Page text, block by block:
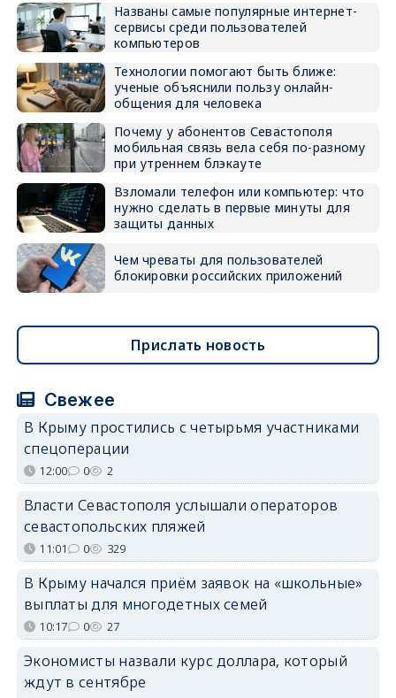
Названы самые популярные интернет-
сервисы среди пользователей
компьютеров
Технологии помогают быть ближе:
ученые объяснили пользу онлайн-
общения для человека
Почему у абонентов Севастополя
мобильная связь вела себя по-разному
при утреннем блэкауте
Взломали телефон или компьютер: что
нужно сделать в первые минуты для
защиты данных
Чем чреваты для пользователей
блокировки российских приложений
Прислать новость
Свежее
В Крыму простились с четырьмя участниками
спецоперации
12:00 0 2
Власти Севастополя услышали операторов
севастопольских пляжей
11:01 0 329
В Крыму начался приём заявок на «школьные»
выплаты для многодетных семей
10:17 0 27
Экономисты назвали курс доллара, который
ждут в сентябре